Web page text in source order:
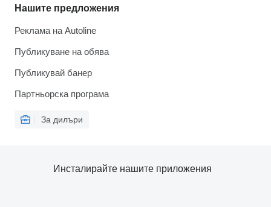
Нашите предложения
Реклама на Autoline
Публикуване на обява
Публикувай банер
Партньорска програма
За дилъри
Инсталирайте нашите приложения